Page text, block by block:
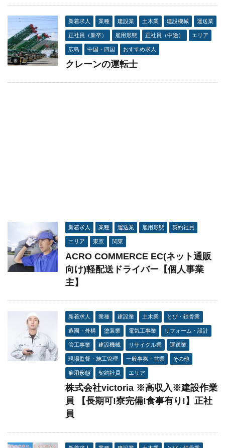
新着求人 業種 建設業 土木業 建設機械 運送業
正社員（新卒） 雇用形態 正社員（中途） エリア
広島 中国・四国 おすすめ求人
クレーンの運転士
新着求人 業種 運送業 雇用形態 契約社員
エリア 東京 関東
ACRO COMMERCE EC(ネット通販
向け)軽配送ドライバー【個人事業
主】
新着求人 業種 建設業 土木業 とび・鉄骨業
造園・外構 塗装業 電気工事業 リフォーム・設計
管工事業 建設機械 リサイクル業 運送業
現場監督・施工管理 一般事務・営業 その他
雇用形態 契約社員 エリア
株式会社victoria ※高収入※建設作業
員 【長期可!寮完備!食事有り!】正社
員